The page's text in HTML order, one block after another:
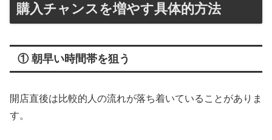
購入チャンスを増やす具体的方法
① 朝早い時間帯を狙う
開店直後は比較的人の流れが落ち着いていることがありま
す。